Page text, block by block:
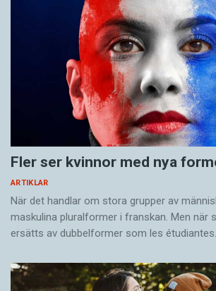
Fler ser kvinnor med nya
ARTIKLAR
När det handlar om stora grupper av
maskulina pluralformer i franskan. Men när
ersätts av dubbel­former som les